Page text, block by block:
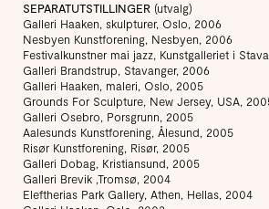
SEPARATUTSTILLINGER (utvalg)
Galleri Haaken, skulpturer, Oslo, 2006
Nesbyen Kunstforening, Nesbyen, 2006
Festivalkunstner mai jazz, Kunstgalleriet i
Galleri Brandstrup, Stavanger, 2006
Galleri Haaken, maleri, Oslo, 2005
Grounds For Sculpture, New Jersey, USA,
Galleri Osebro, Porsgrunn, 2005
Aalesunds Kunstforening, Ålesund, 2005
Risør Kunstforening, Risør, 2005
Galleri Dobag, Kristiansund, 2005
Galleri Brevik ,Tromsø, 2004
Eleftherias Park Gallery, Athen, Hellas, 2004